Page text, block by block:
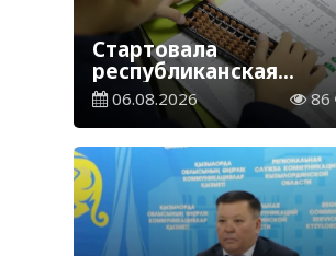
Стартовала
республиканская
благотворительная
акция «Дорога в
06.08.2026 86